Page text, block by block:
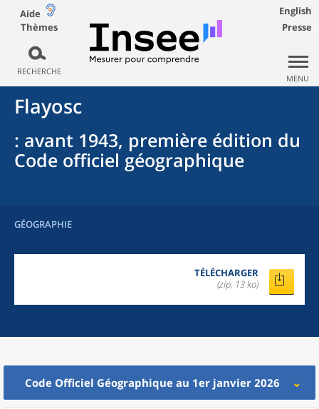
Aide
Thèmes
RECHERCHE
English
Presse
MENU
Flayosc
: avant 1943, première édition du
Code officiel géographique
GÉOGRAPHIE
TÉLÉCHARGER
(zip, 13 ko)
Code Officiel Géographique au 1er janvier 2026